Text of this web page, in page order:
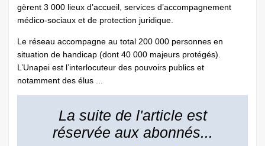
gèrent 3 000 lieux d’accueil, services d’accompagnement
médico-sociaux et de protection juridique.
Le réseau accompagne au total 200 000 personnes en
situation de handicap (dont 40 000 majeurs protégés).
L’Unapei est l’interlocuteur des pouvoirs publics et
notamment des élus ...
La suite de l'article est
réservée aux abonnés...